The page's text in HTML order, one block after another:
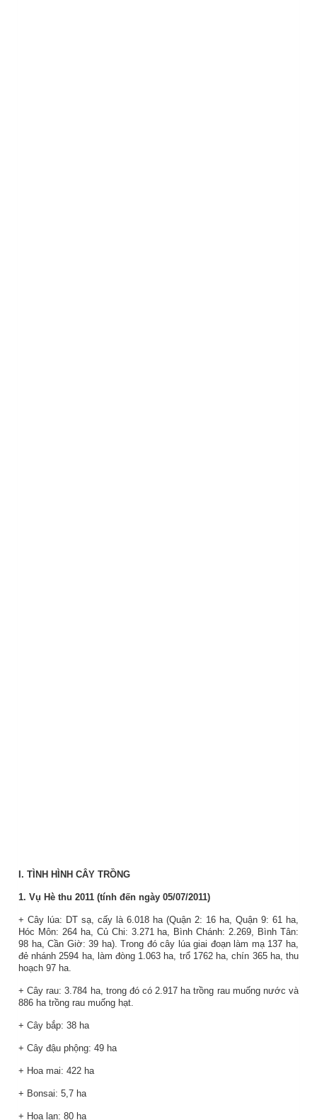
I. TÌNH HÌNH CÂY TRỒNG
1. Vụ Hè thu 2011 (tính đến ngày 05/07/2011)
+ Cây lúa: DT sạ, cấy là 6.018 ha (Quận 2: 16 ha, Quận 9: 61 ha,
Hóc Môn: 264 ha, Củ Chi: 3.271 ha, Bình Chánh: 2.269, Bình Tân:
98 ha, Cần Giờ: 39 ha). Trong đó cây lúa giai đoạn làm mạ 137 ha,
đẻ nhánh 2594 ha, làm đòng 1.063 ha, trổ 1762 ha, chín 365 ha, thu
hoạch 97 ha.
+ Cây rau: 3.784 ha, trong đó có 2.917 ha trồng rau muống nước và
886 ha trồng rau muống hạt.
+ Cây bắp: 38 ha
+ Cây đậu phộng: 49 ha
+ Hoa mai: 422 ha
+ Bonsai: 5,7 ha
+ Hoa lan: 80 ha